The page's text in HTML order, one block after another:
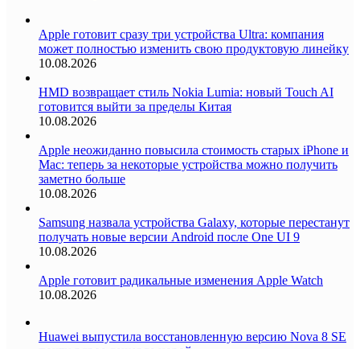
Apple готовит сразу три устройства Ultra: компания
может полностью изменить свою продуктовую линейку
10.08.2026
HMD возвращает стиль Nokia Lumia: новый Touch AI
готовится выйти за пределы Китая
10.08.2026
Apple неожиданно повысила стоимость старых iPhone и
Mac: теперь за некоторые устройства можно получить
заметно больше
10.08.2026
Samsung назвала устройства Galaxy, которые перестанут
получать новые версии Android после One UI 9
10.08.2026
Apple готовит радикальные изменения Apple Watch
10.08.2026
Huawei выпустила восстановленную версию Nova 8 SE